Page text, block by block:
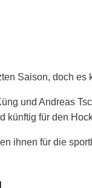
Saison, doch
und Andreas
künftig für den
ihnen für die